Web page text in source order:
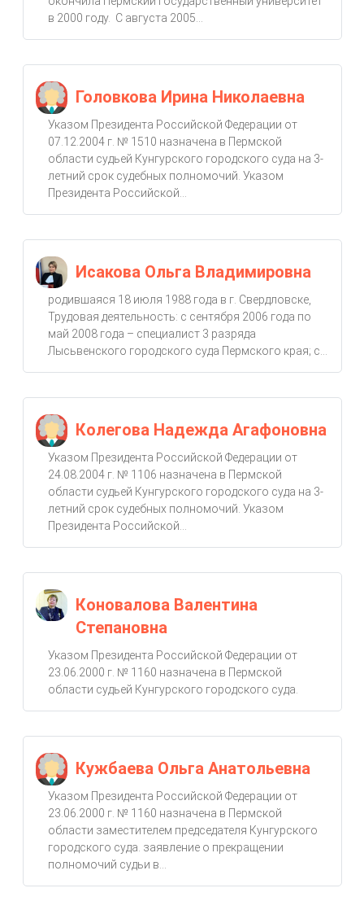
в 2000 году. С августа 2005...
Головкова Ирина Николаевна
Указом Президента Российской Федерации от
07.12.2004 г. № 1510 назначена в Пермской
области судьей Кунгурского городского суда на 3-
летний срок судебных полномочий. Указом
Президента Российской...
Исакова Ольга Владимировна
родившаяся 18 июля 1988 года в г. Свердловске,
Трудовая деятельность: с сентября 2006 года по
май 2008 года – специалист 3 разряда
Лысьвенского городского суда Пермского края; с...
Колегова Надежда Агафоновна
Указом Президента Российской Федерации от
24.08.2004 г. № 1106 назначена в Пермской
области судьей Кунгурского городского суда на 3-
летний срок судебных полномочий. Указом
Президента Российской...
Коновалова Валентина
Степановна
Указом Президента Российской Федерации от
23.06.2000 г. № 1160 назначена в Пермской
области судьей Кунгурского городского суда.
Кужбаева Ольга Анатольевна
Указом Президента Российской Федерации от
23.06.2000 г. № 1160 назначена в Пермской
области заместителем председателя Кунгурского
городского суда. заявление о прекращении
полномочий судьи в...